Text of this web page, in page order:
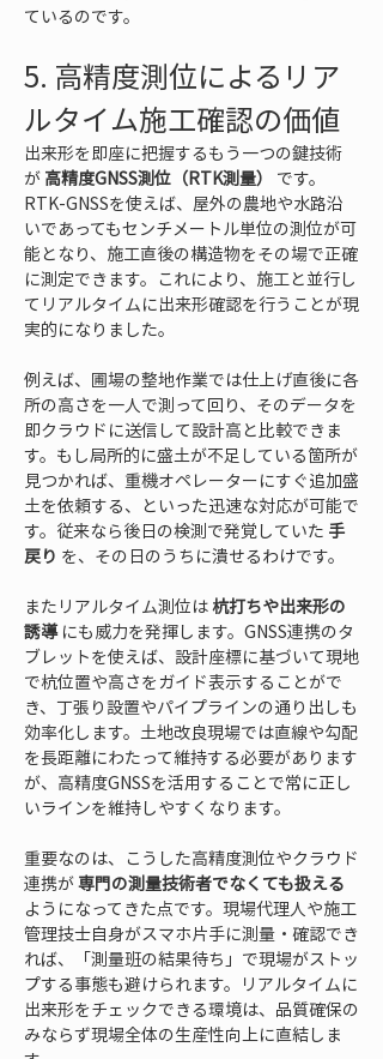
ているのです。
5. 高精度測位によるリア
ルタイム施工確認の価値
出来形を即座に把握するもう一つの鍵技術
が 高精度GNSS測位（RTK測量）
です。
RTK-GNSSを使えば、屋外の農地や水路沿
いであってもセンチメートル単位の測位が可
能となり、施工直後の構造物をその場で正確
に測定できます。これにより、施工と並行し
てリアルタイムに出来形確認を行うことが現
実的になりました。
例えば、圃場の整地作業では仕上げ直後に各
所の高さを一人で測って回り、そのデータを
即クラウドに送信して設計高と比較できま
す。もし局所的に盛土が不足している箇所が
見つかれば、重機オペレーターにすぐ追加盛
土を依頼する、といった迅速な対応が可能で
す。従来なら後日の検測で発覚していた 手
戻り を、その日のうちに潰せるわけです。
またリアルタイム測位は 杭打ちや出来形の
誘導 にも威力を発揮します。GNSS連携のタ
ブレットを使えば、設計座標に基づいて現地
で杭位置や高さをガイド表示することがで
き、丁張り設置やパイプラインの通り出しも
効率化します。土地改良現場では直線や勾配
を長距離にわたって維持する必要があります
が、高精度GNSSを活用することで常に正し
いラインを維持しやすくなります。
重要なのは、こうした高精度測位やクラウド
連携が 専門の測量技術者でなくても扱える
ようになってきた点です。現場代理人や施工
管理技士自身がスマホ片手に測量・確認でき
れば、「測量班の結果待ち」で現場がストッ
プする事態も避けられます。リアルタイムに
出来形をチェックできる環境は、品質確保の
みならず現場全体の生産性向上に直結しま